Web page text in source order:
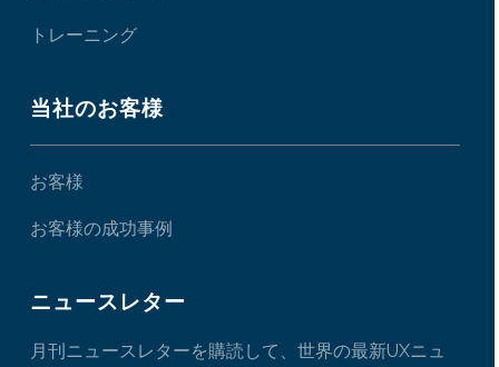
トレーニング
当社のお客様
お客様
お客様の成功事例
ニュースレター
月刊ニュースレターを購読して、世界の最新UXニュ